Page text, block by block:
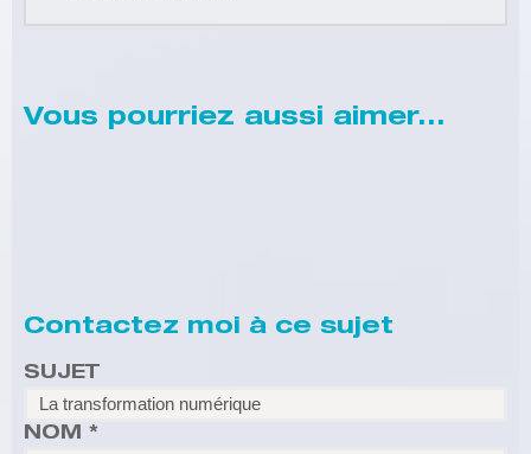
Vous pourriez aussi aimer...
Contactez moi à ce sujet
SUJET
NOM *